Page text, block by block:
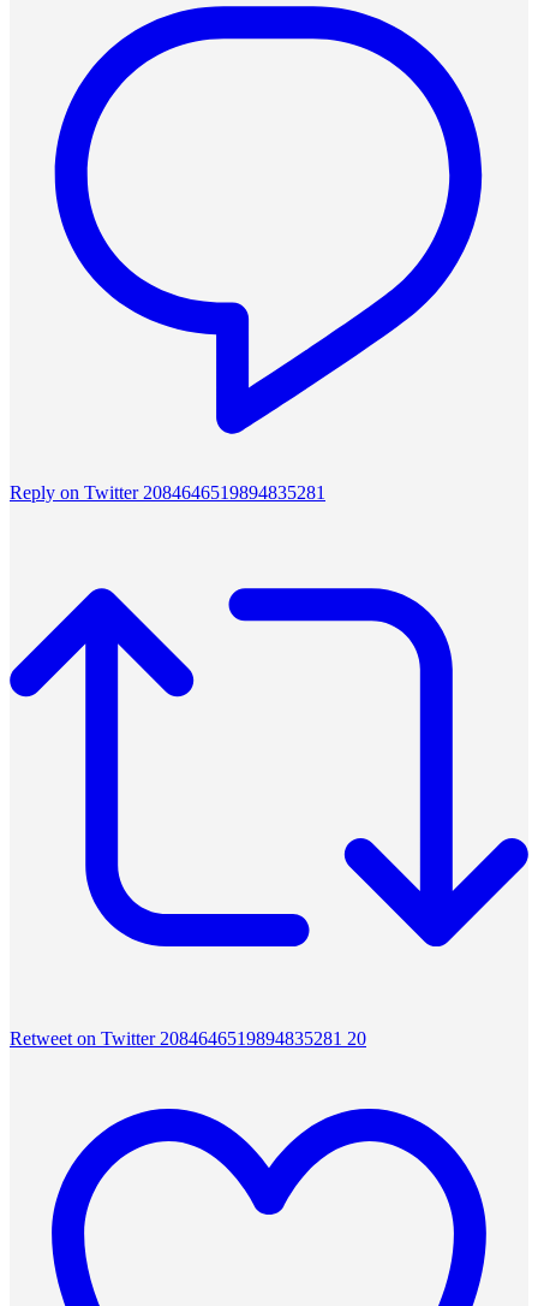
Reply on Twitter 2084646519894835281
Retweet on Twitter 2084646519894835281 20